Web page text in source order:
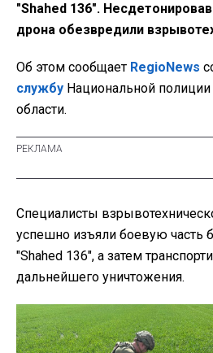
"Shahed 136".
дрона обезвредили
Об этом сообщает RegioNews
службу Национальной
области.
Специалисты
успешно изъяли боевую часть
"Shahed 136", а затем
дальнейшего уничтожения.